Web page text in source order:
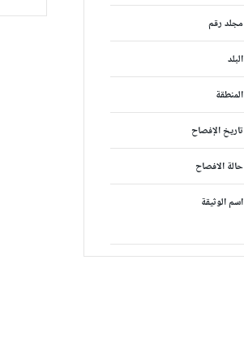
مجلد رقم
البلد
المنطقة
تاريخ الإفصاح
حالة الافصاح
اسم الوثيقة